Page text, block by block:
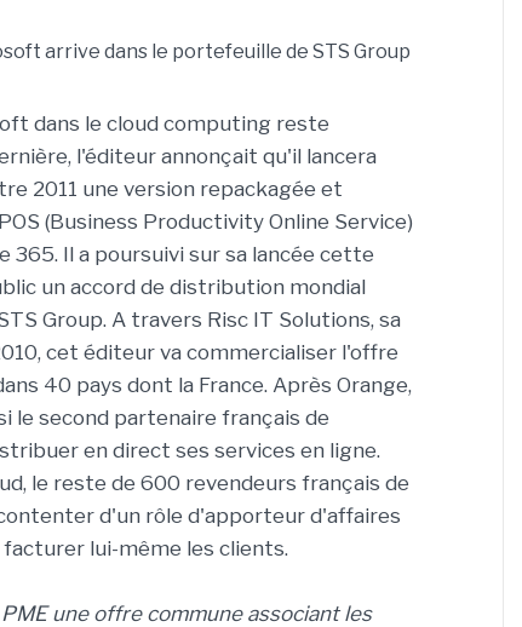
dans le cloud computing reste
l'éditeur annonçait qu'il lancera
2011 une version repackagée et
(Business Productivity Online Service)
365. Il a poursuivi sur sa lancée cette
un accord de distribution mondial
Group. A travers Risc IT Solutions, sa
cet éditeur va commercialiser l'offre
40 pays dont la France. Après Orange,
le second partenaire français de
en direct ses services en ligne.
le reste de 600 revendeurs français de
d'un rôle d'apporteur d'affaires
lui-même les clients.
une offre commune associant les